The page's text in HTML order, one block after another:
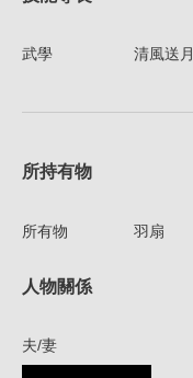
武學 清風送月
所持有物
所有物 羽扇
人物關係
夫/妻